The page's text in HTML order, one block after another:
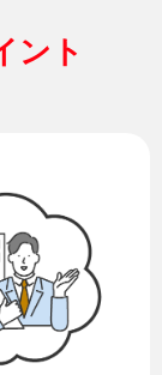
ント